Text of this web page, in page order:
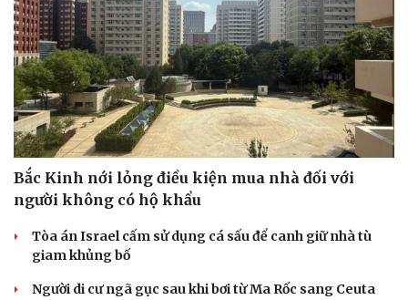
Bắc Kinh nới lỏng điều kiện mua nhà đối với
người không có hộ khẩu
Tòa án Israel cấm sử dụng cá sấu để canh giữ nhà tù
giam khủng bố
Người di cư ngã gục sau khi bơi từ Ma Rốc sang Ceuta